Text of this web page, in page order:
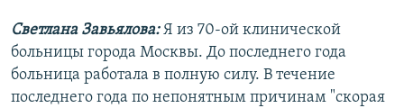
Светлана Завьялова:Я из 70-ой клинической
больницы города Москвы. До последнего года
больница работала в полную силу. В течение
последнего года по непонятным причинам "скорая